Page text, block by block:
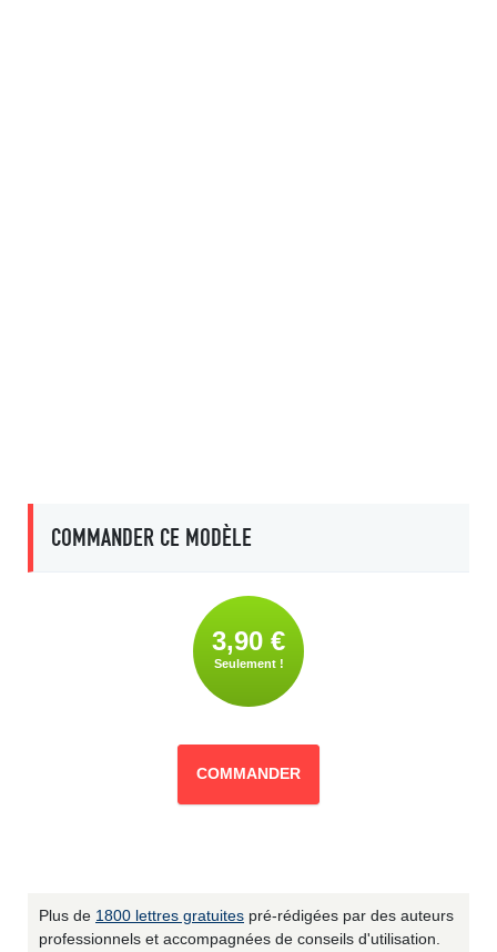
COMMANDER CE MODÈLE
3,90 €
Seulement !
COMMANDER
Plus de 1800 lettres gratuites pré-rédigées par des auteurs
professionnels et accompagnées de conseils d'utilisation.